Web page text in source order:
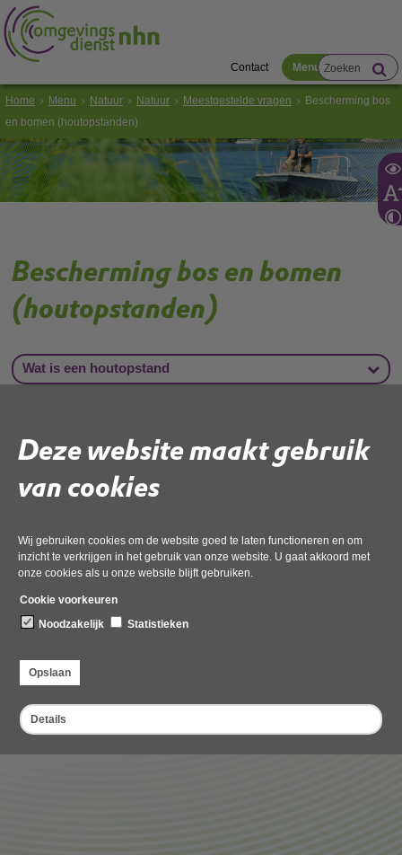
Deze website maakt gebruik
van cookies
Wij gebruiken cookies om de website goed te laten functioneren en om
inzicht te verkrijgen in het gebruik van onze website. U gaat akkoord met
onze cookies als u onze website blijft gebruiken.
Cookie voorkeuren
Noodzakelijk
Statistieken
Opslaan
Details
Contact Menu
Home Menu Natuur Natuur Meestgestelde vragen
Bescherming bos
en bomen (houtopstanden)
Bescherming bos en bomen
(houtopstanden)
Wat is een houtopstand
Bij wie moet ik werkzaamheden aan bos en bomen
Waar is de wachtverplichting van vier weken voor
bedoeld?
Wie bepaalt de bebouwingscontour houtkap?
Meer informatie over bescherming van bos en bomen